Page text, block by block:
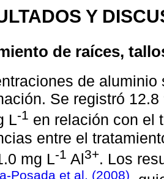
Y
de raíces,
de aluminio
Se registró
L-1 en relación con el
entre el
mg L-1 Al3+. Los
Posada et al. (2008)